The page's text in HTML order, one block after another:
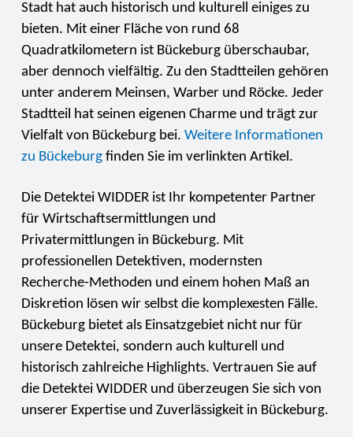
Stadt hat auch historisch und kulturell einiges zu
bieten. Mit einer Fläche von rund 68
Quadratkilometern ist Bückeburg überschaubar,
aber dennoch vielfältig. Zu den Stadtteilen gehören
unter anderem Meinsen, Warber und Röcke. Jeder
Stadtteil hat seinen eigenen Charme und trägt zur
Vielfalt von Bückeburg bei. Weitere Informationen
zu Bückeburgfinden Sie im verlinkten Artikel.
Die Detektei WIDDER ist Ihr kompetenter Partner
für Wirtschaftsermittlungen und
Privatermittlungen in Bückeburg. Mit
professionellen Detektiven, modernsten
Recherche-Methoden und einem hohen Maß an
Diskretion lösen wir selbst die komplexesten Fälle.
Bückeburg bietet als Einsatzgebiet nicht nur für
unsere Detektei, sondern auch kulturell und
historisch zahlreiche Highlights. Vertrauen Sie auf
die Detektei WIDDER und überzeugen Sie sich von
unserer Expertise und Zuverlässigkeit in Bückeburg.